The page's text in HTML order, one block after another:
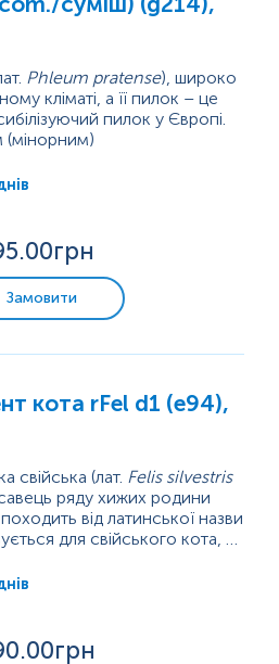
Phleum pratense), широко
кліматі, а її пилок – це
пилок у Європі.
(мінорним)
пилкових
до пилку лучних трав та
з різними
.00грн
Замовити
кота rFel d1 (е94),
свійська (лат. Felis silvestris
ряду хижих родини
від латинської назви
для свійського кота, на
є найпоширенішою
алергенів у...
.00грн